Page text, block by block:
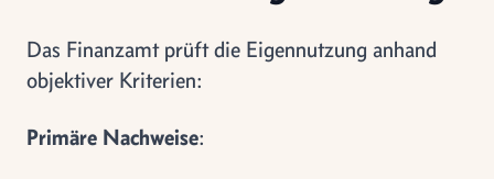
Das Finanzamt prüft die Eigennutzung anhand
objektiver Kriterien:
Primäre Nachweise: